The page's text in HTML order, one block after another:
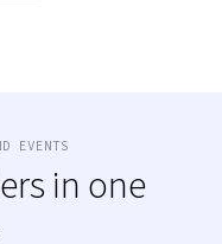
EVENTS
in one